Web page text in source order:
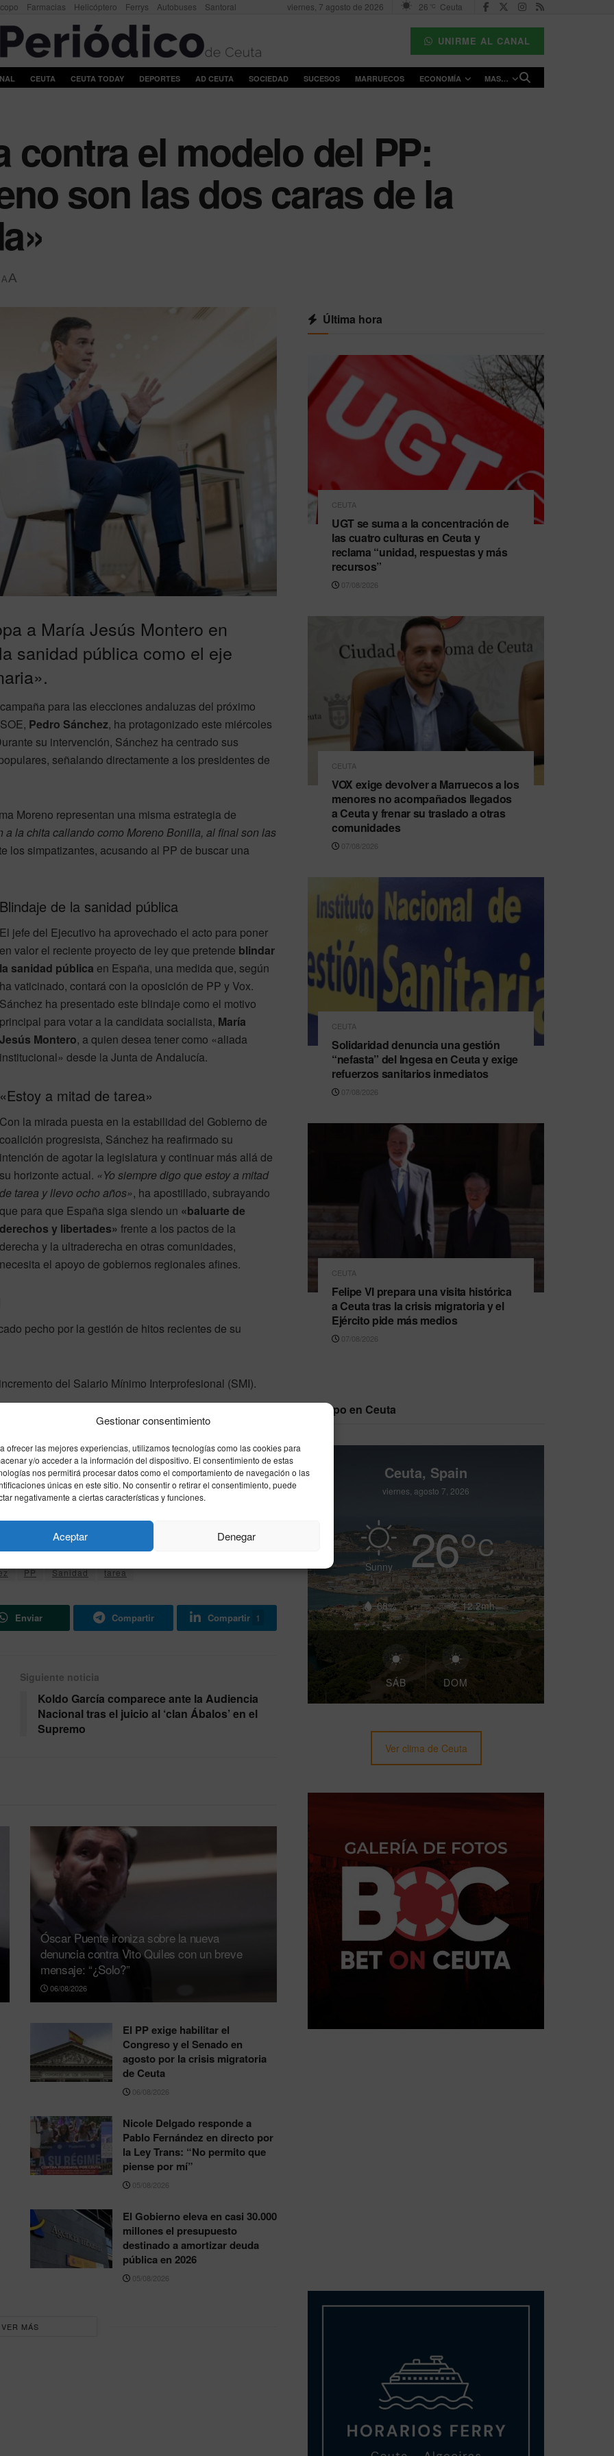
Gestionar consentimiento
ofrecer las mejores experiencias, utilizamos tecnologías como las cookies para
y/o acceder a la información del dispositivo. El consentimiento de estas
nos permitirá procesar datos como el comportamiento de navegación o las
únicas en este sitio. No consentir o retirar el consentimiento, puede
negativamente a ciertas características y funciones.
Aceptar Denegar
Farmacias Helicóptero Ferrys Autobuses Santoral viernes, 7 agosto de 2026 26 °C Ceuta
UNIRME AL CANAL
CEUTA CEUTA TODAY DEPORTES AD CEUTA SOCIEDAD SUCESOS MARRUECOS ECONOMÍA MAS…
contra el modelo del PP:
son las dos caras de la
AA
a María Jesús Montero en
sanidad pública como el eje
para las elecciones andaluzas del próximo
Pedro Sánchez, ha protagonizado este miércoles
su intervención, Sánchez ha centrado sus
señalando directamente a los presidentes de
Moreno representan una misma estrategia de
a la chita callando como Moreno Bonilla, al final son las
los simpatizantes, acusando al PP de buscar una
Blindaje de la sanidad pública
El jefe del Ejecutivo ha aprovechado el acto para poner
en valor el reciente proyecto de ley que pretende blindar
la sanidad pública en España, una medida que, según
ha vaticinado, contará con la oposición de PP y Vox.
Sánchez ha presentado este blindaje como el motivo
principal para votar a la candidata socialista, María
Jesús Montero, a quien desea tener como «aliada
institucional» desde la Junta de Andalucía.
«Estoy a mitad de tarea»
Con la mirada puesta en la estabilidad del Gobierno de
coalición progresista, Sánchez ha reafirmado su
intención de agotar la legislatura y continuar más allá de
su horizonte actual. «Yo siempre digo que estoy a mitad
de tarea y llevo ocho años», ha apostillado, subrayando
que para que España siga siendo un «baluarte de
derechos y libertades» frente a los pactos de la
derecha y la ultraderecha en otras comunidades,
necesita el apoyo de gobiernos regionales afines.
pecho por la gestión de hitos recientes de su
del Salario Mínimo Interprofesional (SMI).
en la gestión de lacrisis del hantavirus
se viste por los pies ante emergencias sanitarias
el riesgo de los gobiernos de coalición entre PP
una defensa cerrada de los derechos de los
de identidad de su gestión.
PP Sanidad tarea
Enviar Compartir Compartir 1
Siguiente noticia
Koldo García comparece ante la Audiencia
Nacional tras el juicio al ‘clan Ábalos’ en el
Supremo
Óscar Puente ironiza sobre la nueva
denuncia contra Vito Quiles con un breve
mensaje: “¿Solo?”
06/08/2026
El PP exige habilitar el
Congreso y el Senado en
agosto por la crisis migratoria
de Ceuta
06/08/2026
Nicole Delgado responde a
Pablo Fernández en directo por
la Ley Trans: “No permito que
piense por mí”
05/08/2026
El Gobierno eleva en casi 30.000
millones el presupuesto
destinado a amortizar deuda
pública en 2026
05/08/2026
VER MÁS
Última hora
CEUTA
UGT se suma a la concentración de
las cuatro culturas en Ceuta y
reclama “unidad, respuestas y más
recursos”
07/08/2026
CEUTA
VOX exige devolver a Marruecos a los
menores no acompañados llegados
a Ceuta y frenar su traslado a otras
comunidades
07/08/2026
CEUTA
Solidaridad denuncia una gestión
“nefasta” del Ingesa en Ceuta y exige
refuerzos sanitarios inmediatos
07/08/2026
CEUTA
Felipe VI prepara una visita histórica
a Ceuta tras la crisis migratoria y el
Ejército pide más medios
07/08/2026
Tiempo en Ceuta
Ceuta, Spain
viernes, agosto 7, 2026
Sunny 26°C
68% 12.2mh
SÁB DOM
Ver clima de Ceuta